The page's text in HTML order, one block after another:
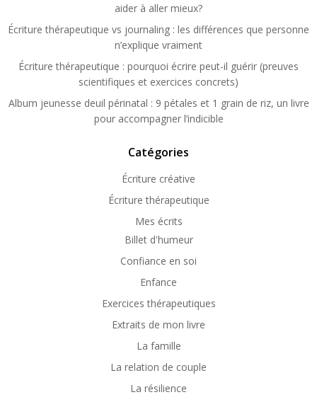
aider à aller mieux?
Écriture thérapeutique vs journaling : les différences que personne
n’explique vraiment
Écriture thérapeutique : pourquoi écrire peut-il guérir (preuves
scientifiques et exercices concrets)
Album jeunesse deuil périnatal : 9 pétales et 1 grain de riz, un livre
pour accompagner l’indicible
Catégories
Écriture créative
Écriture thérapeutique
Mes écrits
Billet d'humeur
Confiance en soi
Enfance
Exercices thérapeutiques
Extraits de mon livre
La famille
La relation de couple
La résilience